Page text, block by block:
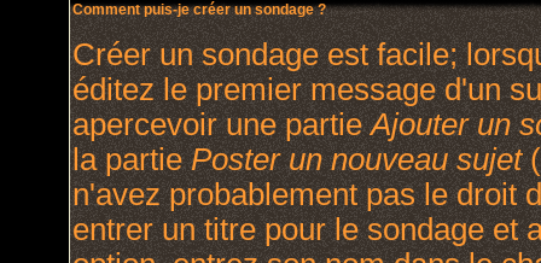
Comment puis-je créer un sondage ?
Créer un sondage est facile;
éditez le premier message d'un
apercevoir une partieAjouter un
la partiePoster un nouveau sujet
n'avez probablement pas le droit
entrer un titre pour le sondage et